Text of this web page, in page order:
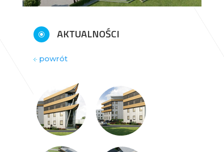
\ AKTUALNOŚCI
powrót